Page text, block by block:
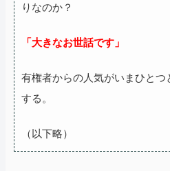
りなのか？
「大きなお世話です」
有権者からの人気がいまひと
する。
（以下略）